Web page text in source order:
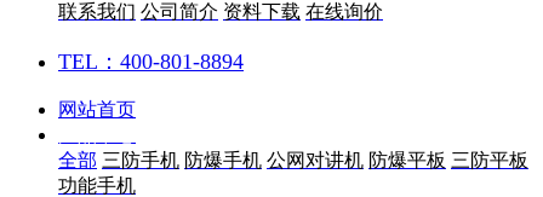
联系我们 公司简介 资料下载 在线询价
TEL：400-801-8894
网站首页
全部 三防手机 防爆手机 公网对讲机 防爆平板 三防平板
功能手机